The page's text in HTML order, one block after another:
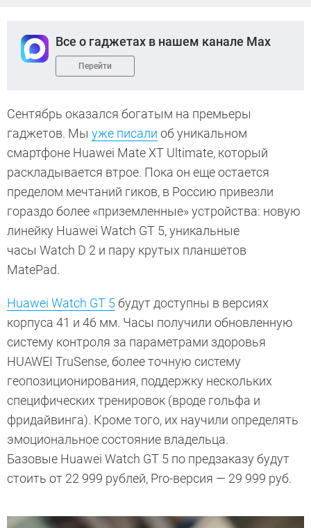
Все о гаджетах в нашем канале Max
Перейти
Сентябрь оказался богатым на премьеры
гаджетов. Мы уже писали об уникальном
смартфоне Huawei Mate XT Ultimate, который
раскладывается втрое. Пока он еще остается
пределом мечтаний гиков, в Россию привезли
гораздо более «приземленные» устройства: новую
линейку Huawei Watch GT 5, уникальные
часы Watch D 2 и пару крутых планшетов
MatePad.
Huawei Watch GT 5будут доступны в версиях
корпуса 41 и 46 мм. Часы получили обновленную
систему контроля за параметрами здоровья
HUAWEI TruSense, более точную систему
геопозиционирования, поддержку нескольких
специфических тренировок (вроде гольфа и
фридайвинга). Кроме того, их научили определять
эмоциональное состояние владельца.
Базовые Huawei Watch GT 5 по предзаказу будут
стоить от 22 999 рублей, Pro-версия — 29 999 руб.